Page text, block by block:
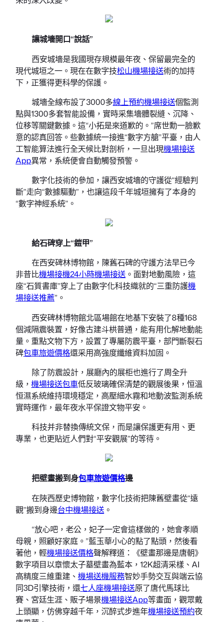
讓城墻開口“說話”
西安城墻是我國現存規模最年夜、保留最完全的
現代城垣之一。現在在數字技松山機場接送術的加持
下，正獲得更科學的保護。
城墻全線布設了3000多線上預約機場接送個監測
點與1300多套智能設備，實時采集墻體裂縫、沉降、
位移等關鍵數據。這“小拓是來道歉的。”席世勳一臉歉
意的認真回答。些數據統一接進“數字方艙”平臺，由人
工智能算法進行全天候比對剖析，一旦出現機場接送
App異常，系統便會自動觸發預警。
數字化技術的參加，讓西安城墻的守護從“經驗判
斷”走向“數據驅動”，也讓這段千年城垣擁有了本身的
“數字神經系統”。
給石碑穿上“鎧甲”
在西安碑林博物館，陳舊石碑的守護方法早已今
非昔比機場接機24小時機場接送 。面對地動風險，這
座“石質書庫”穿上了由數字化科技織就的“三重防護機
場接送推薦”。
西安碑林博物館北區場館在地基下安裝了8種168
個減隔震裝置，好像古建斗栱普通，能有用化解地動能
量。重點文物下方，設置了專屬防震平臺，部門斷裂石
碑包車旅遊價格還采用高強度纖維資料加固。
除了防震設計，展廳內的展柜也進行了周全升
級， 機場接送包車低反玻璃確保清楚的觀展後果，恒溫
恒濕系統維持環境穩定，高壓細水霧和地動波監測系統
實時運作，最年夜水平保證文物平安。
科技并非替換傳統文保，而是讓保護更有用、更
專業，也更貼近人們對“平安觀展”的等待。
把壁畫搬到身包車旅遊價格邊
在陜西歷史博物館，數字化技術把陳舊壁畫從“遠
觀”搬到身邊台中機場接送 。
“放心吧，老公，妃子一定會這樣做的，她會孝順
母親，照顧好家庭。”藍玉華小心的點了點頭，然後看
著他，輕機場接送價格聲解釋道：《壁畫那邊是唐朝》
數字項目以章懷太子墓壁畫為藍本，12K超清采樣、AI
高精度三維重建、 機場送機服務智妙手勢交互與端云協
同3D引擎技術，還七人座機場接送原了唐代馬球比
賽、宮廷生涯、販子場景機場接送App等畫面，觀眾戴
上頭顯，仿佛穿越千年，沉醉式步進年機場接送預約夜